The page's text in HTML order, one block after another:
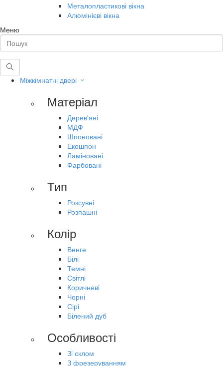
Металопластикові вікна
Алюмінієві вікна
Меню
Міжкімнатні двері
Матеріал
Дерев'яні
МДФ
Шпоновані
Екошпон
Ламіновані
Фарбовані
Тип
Розсувні
Розпашні
Колір
Венге
Білі
Темні
Світлі
Коричневі
Чорні
Сірі
Білений дуб
Особливості
Зі склом
З фрезеруванням